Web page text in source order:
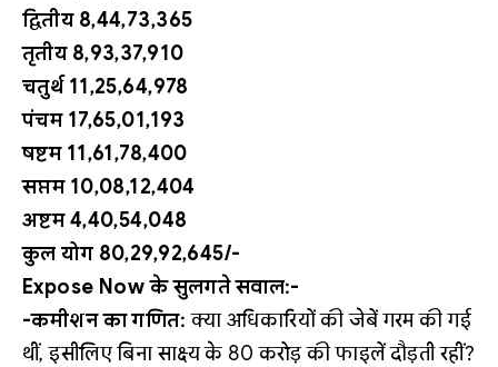
द्वितीय 8,44,73,365
तृतीय 8,93,37,910
चतुर्थ 11,25,64,978
पंचम 17,65,01,193
षष्टम 11,61,78,400
सप्तम 10,08,12,404
अष्टम 4,40,54,048
कुल योग 80,29,92,645/-
Expose Now के सुलगते सवाल:-
-कमीशन का गणित: क्या अधिकारियों की जेबें गरम की गई
थीं, इसीलिए बिना साक्ष्य के 80 करोड़ की फाइलें दौड़ती रहीं?